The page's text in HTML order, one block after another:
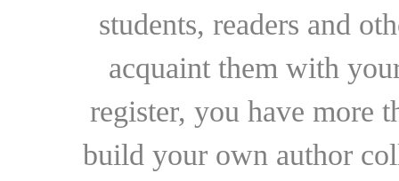
students, readers and
acquaint them with
register, you have more
build your own author